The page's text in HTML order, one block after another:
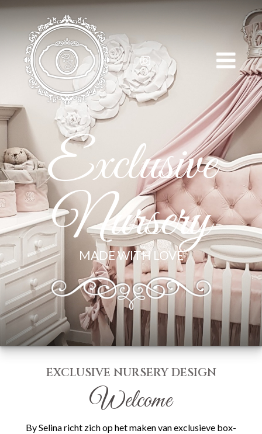
Exclusive
Nursery
MADE WITH LOVE
EXCLUSIVE NURSERY DESIGN
Welcome
By Selina richt zich op het maken van exclusieve box-